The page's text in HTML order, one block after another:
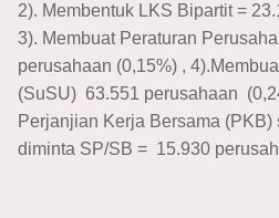
2). Membentuk LKS Bipartit =
3). Membuat Peraturan
perusahaan (0,15%) ,
(SuSU) 63.551 perusahaan
Perjanjian Kerja Bersama (PKB)
diminta SP/SB = 15.930